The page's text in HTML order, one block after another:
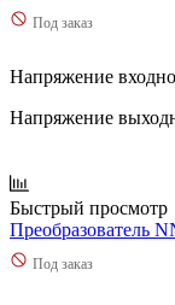
Под заказ
Напряжение
Напряжение
Быстрый просмотр
Преобразователь
Под заказ